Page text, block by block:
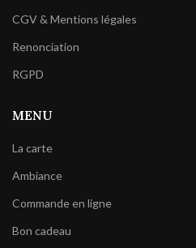
CGV & Mentions légales
Renonciation
RGPD
MENU
La carte
Ambiance
Commande en ligne
Bon cadeau